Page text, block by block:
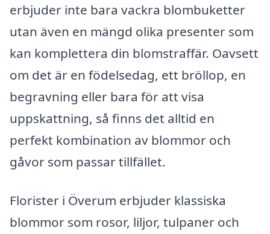
erbjuder inte bara vackra blombuketter
utan även en mängd olika presenter som
kan komplettera din blomstraffär. Oavsett
om det är en födelsedag, ett bröllop, en
begravning eller bara för att visa
uppskattning, så finns det alltid en
perfekt kombination av blommor och
gåvor som passar tillfället.
Florister i Överum erbjuder klassiska
blommor som rosor, liljor, tulpaner och